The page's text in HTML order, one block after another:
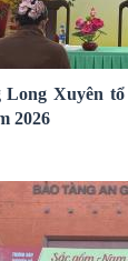
Xuyên
2026